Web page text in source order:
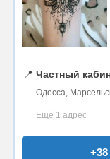
📍 Частный
Одесса,
Ещё 1 адрес
+38